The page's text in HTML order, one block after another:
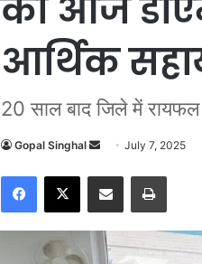
आर्थिक
20 साल बाद जिले में रायफल
Gopal Singhal
n
d
a
n
July 7, 2025